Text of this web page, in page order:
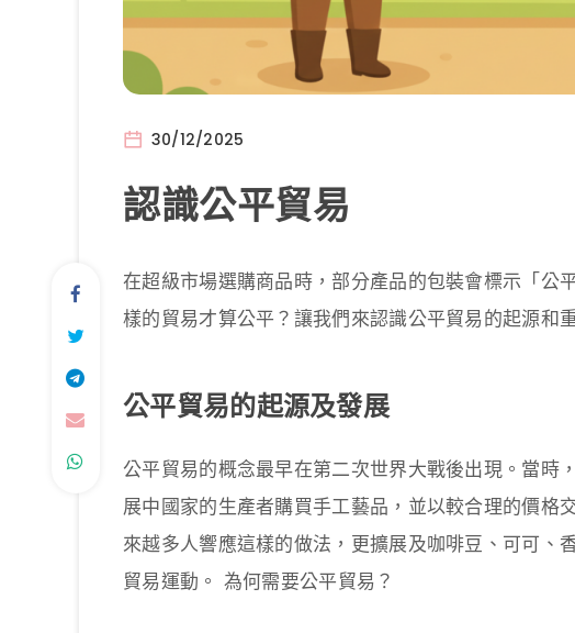
30/12/2025
認識公平貿易
在超級市場選購商品時，部分產品的包裝會標示「公
樣的貿易才算公平？讓我們來認識公平貿易的起源和
公平貿易的起源及發展
公平貿易的概念最早在第二次世界大戰後出現。當時
展中國家的生產者購買手工藝品，並以較合理的價格
來越多人響應這樣的做法，更擴展及咖啡豆、可可、
貿易運動。 為何需要公平貿易？